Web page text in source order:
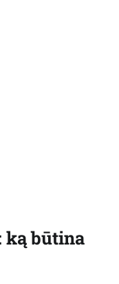
ką būtina